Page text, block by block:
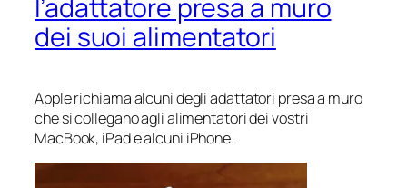
l’adattatore presa a muro
dei suoi alimentatori
Apple richiama alcuni degli adattatori presa a muro
che si collegano agli alimentatori dei vostri
MacBook, iPad e alcuni iPhone.